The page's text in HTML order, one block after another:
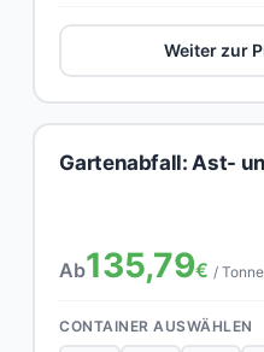
Weiter zur
Gartenabfall: Ast-
Ab135,79€ / Tonne
CONTAINER AUSWÄHLEN